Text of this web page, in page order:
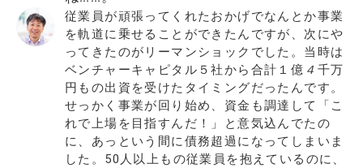
従業員が頑張ってくれたおかげでなんとか事業
を軌道に乗せることができたんですが、次にや
ってきたのがリーマンショックでした。当時は
ベンチャーキャピタル５社から合計１億 ４ 千万
円もの出資を受けたタイミングだったんです。
せっかく事業が回り始め、資金も調達して「こ
れで上場を目指すんだ！」と意気込んでたの
に、あっという間に債務超過になってしまいま
した。50人以上もの従業員を抱えているのに、